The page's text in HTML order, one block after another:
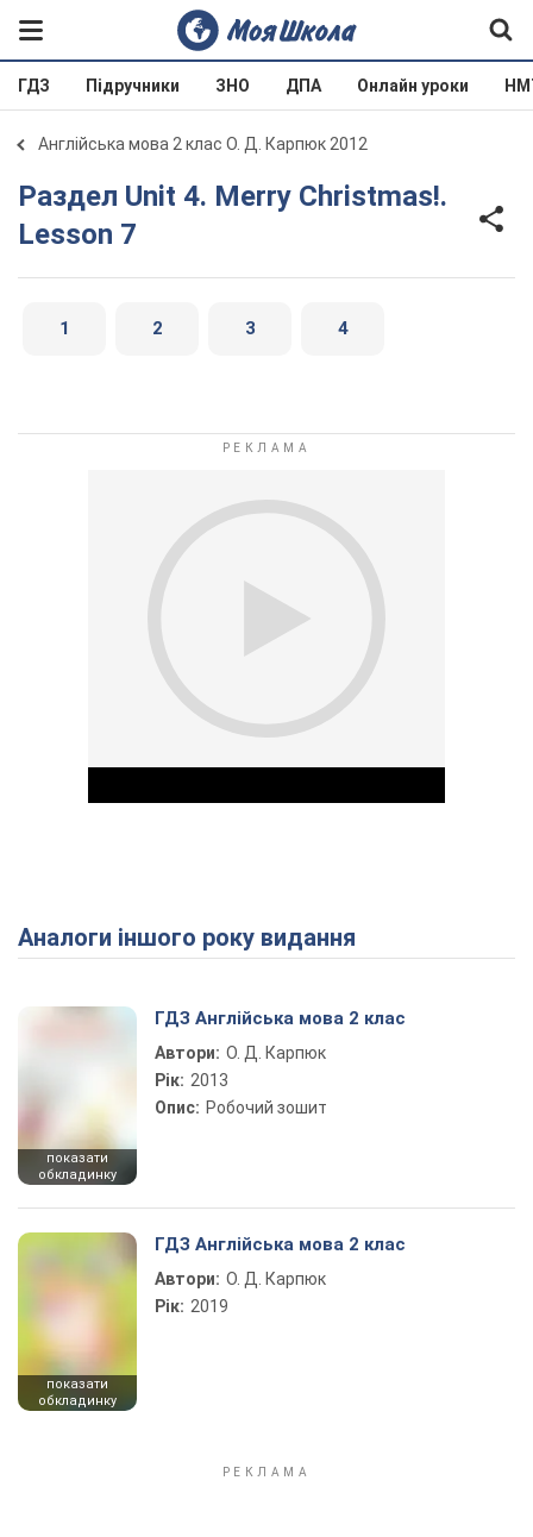
ГДЗ Підручники ЗНО ДПА Онлайн уроки
Англійська мова 2 клас О. Д. Карпюк 2012
Раздел Unit 4. Merry Christmas!.
Lesson 7
1 2 3 4
Play Video
Аналоги іншого року видання
показати
обкладинку
ГДЗ Англійська мова 2 клас
Автори: О. Д. Карпюк
Рік: 2013
Опис: Робочий зошит
показати
обкладинку
ГДЗ Англійська мова 2 клас
Автори: О. Д. Карпюк
Рік: 2019